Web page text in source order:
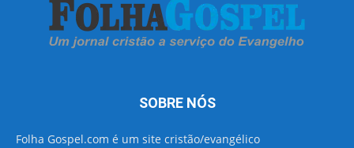
SOBRE NÓS
Folha Gospel.com é um site cristão/evangélico